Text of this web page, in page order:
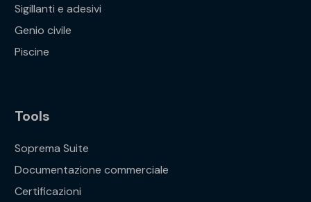
Sigillanti e adesivi
Genio civile
Piscine
Tools
Soprema Suite
Documentazione commerciale
Certificazioni